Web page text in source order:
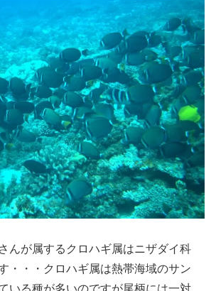
んが属するクロハギ属はニザダイ科
・・・クロハギ属は熱帯海域のサン
いる種が多いのですが尾柄には一対